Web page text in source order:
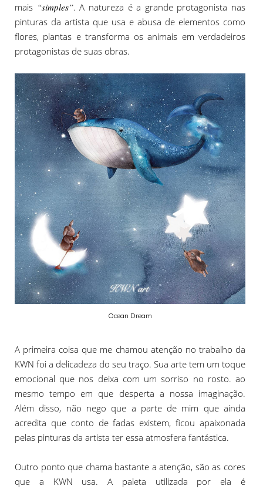
mais “simples”. A natureza é a grande protagonista nas
pinturas da artista que usa e abusa de elementos como
flores, plantas e transforma os animais em verdadeiros
protagonistas de suas obras.
Ocean Dream
A primeira coisa que me chamou atenção no trabalho da
KWN foi a delicadeza do seu traço. Sua arte tem um toque
emocional que nos deixa com um sorriso no rosto. ao
mesmo tempo em que desperta a nossa imaginação.
Além disso, não nego que a parte de mim que ainda
acredita que conto de fadas existem, ficou apaixonada
pelas pinturas da artista ter essa atmosfera fantástica.
Outro ponto que chama bastante a atenção, são as cores
que a KWN usa. A paleta utilizada por ela é